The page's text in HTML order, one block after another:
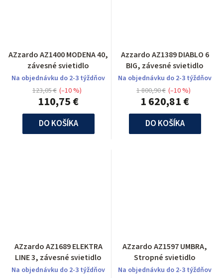
AZzardo AZ1400 MODENA 40,
závesné svietidlo
Na objednávku do 2-3 týždňov
110,75 €
123,05 € (–10 %)
DO KOŠÍKA
Azzardo AZ1389 DIABLO 6
BIG, závesné svietidlo
Na objednávku do 2-3 týždňov
1 620,81 €
1 800,90 € (–10 %)
DO KOŠÍKA
AZzardo AZ1689 ELEKTRA
LINE 3, závesné svietidlo
Na objednávku do 2-3 týždňov
AZzardo AZ1597 UMBRA,
Stropné svietidlo
Na objednávku do 2-3 týždňov